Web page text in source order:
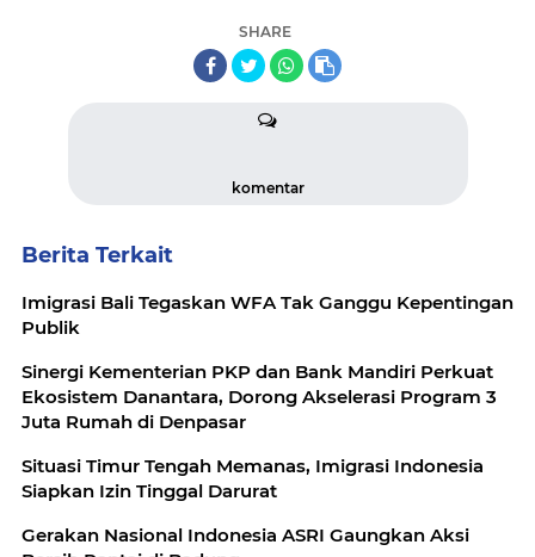
SHARE
komentar
Berita Terkait
Imigrasi Bali Tegaskan WFA Tak Ganggu Kepentingan
Publik
Sinergi Kementerian PKP dan Bank Mandiri Perkuat
Ekosistem Danantara, Dorong Akselerasi Program 3
Juta Rumah di Denpasar
Situasi Timur Tengah Memanas, Imigrasi Indonesia
Siapkan Izin Tinggal Darurat
Gerakan Nasional Indonesia ASRI Gaungkan Aksi